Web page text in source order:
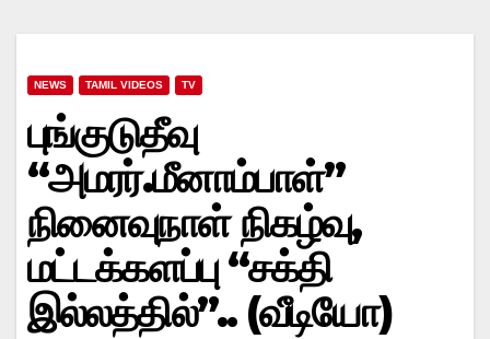
NEWS TAMIL VIDEOS TV
புங்குடுதீவு
“அமரர்.மீனாம்பாள்”
நினைவுநாள் நிகழ்வு,
மட்டக்களப்பு “சக்தி
இல்லத்தில்”.. (வீடியோ)